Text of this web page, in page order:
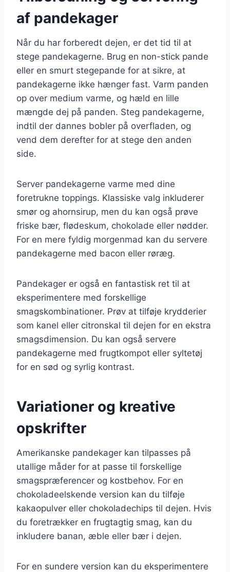
af pandekager
Når du har forberedt dejen, er det tid til at
stege pandekagerne. Brug en non-stick pande
eller en smurt stegepande for at sikre, at
pandekagerne ikke hænger fast. Varm panden
op over medium varme, og hæld en lille
mængde dej på panden. Steg pandekagerne,
indtil der dannes bobler på overfladen, og
vend dem derefter for at stege den anden
side.
Server pandekagerne varme med dine
foretrukne toppings. Klassiske valg inkluderer
smør og ahornsirup, men du kan også prøve
friske bær, flødeskum, chokolade eller nødder.
For en mere fyldig morgenmad kan du servere
pandekagerne med bacon eller røræg.
Pandekager er også en fantastisk ret til at
eksperimentere med forskellige
smagskombinationer. Prøv at tilføje krydderier
som kanel eller citronskal til dejen for en ekstra
smagsdimension. Du kan også servere
pandekagerne med frugtkompot eller syltetøj
for en sød og syrlig kontrast.
Variationer og kreative
opskrifter
Amerikanske pandekager kan tilpasses på
utallige måder for at passe til forskellige
smagspræferencer og kostbehov. For en
chokoladeelskende version kan du tilføje
kakaopulver eller chokoladechips til dejen. Hvis
du foretrækker en frugtagtig smag, kan du
inkludere banan, æble eller bær i dejen.
For en sundere version kan du eksperimentere